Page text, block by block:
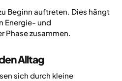
Beginn auftreten. Dies hängt
Energie- und
Phase zusammen.
Alltag
sich durch kleine